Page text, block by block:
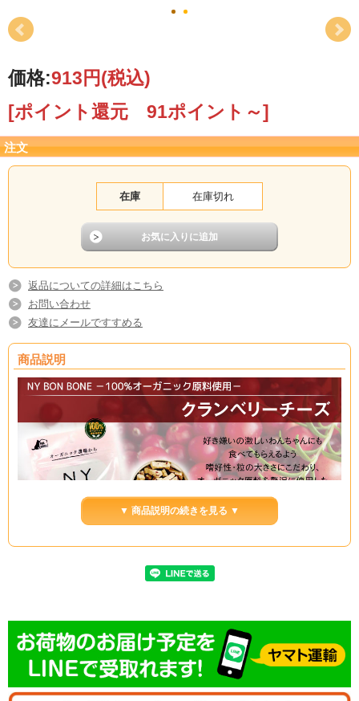
価格:913円(税込)
[ポイント還元 91ポイント～]
注文
在庫 在庫切れ
返品についての詳細はこちら
お問い合わせ
友達にメールですすめる
商品説明
7つのフレーバーで、ドキドキの1週間
世界一好き嫌いが激しくて、嚙むのが苦手で、デリケートな、ＮＹの小さな犬か
ら生まれました。
オーガニック畑で育った自然の恵みをひとつひとつ混ぜてみたら・・・オーブン
からおいしい香りが。
▼ 商品説明の続きを見る ▼